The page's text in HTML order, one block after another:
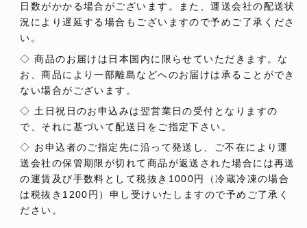
日数がかかる場合がございます。また、運送会社の配送状
況により遅延する場合もございますので予めご了承くださ
い。
◇ 商品のお届けは日本国内に限らせていただきます。な
お、商品により一部離島などへのお届けは承ることができ
ない場合がございます。
◇ 土日祝日のお申込みは翌営業日の受付となりますの
で、それに基づいて配送日をご指定下さい。
◇ お申込者のご指定先に沿って発送し、ご不在により運
送会社の保管期限が切れて商品が返送された場合には再送
の運賃及び手数料として税抜き1000円（冷蔵冷凍の場合
は税抜き1200円）申し受けいたしますので予めご了承く
ださい。